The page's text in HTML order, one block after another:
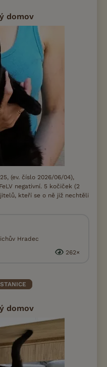
domov
(ev. číslo 2026/06/04),
negativní. 5 kočiček (2
kteří se o ně již nechtěli
Hradec
262×
domov